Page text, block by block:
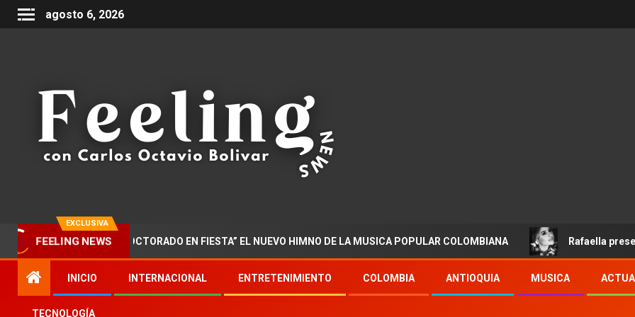
agosto 6, 2026
EXCLUSIVA
FEELING NEWS
PRESENTA “DOCTORADO EN FIESTA” EL NUEVO HIMNO DE LA MUSICA POPULAR COLOMBIANA Rafaella presenta
INICIO INTERNACIONAL ENTRETENIMIENTO COLOMBIA ANTIOQUIA MUSICA
TECNOLOGÍA